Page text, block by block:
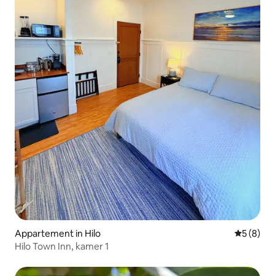
Appartement in Hilo
5 (8)
Hilo Town Inn, kamer 1